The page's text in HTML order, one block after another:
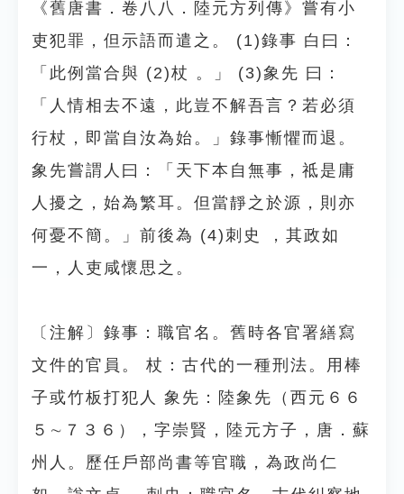
《舊唐書．卷八八．陸元方列傳》嘗有小
吏犯罪，但示語而遣之。 (1)錄事 白曰：
「此例當合與 (2)杖 。」 (3)象先 曰：
「人情相去不遠，此豈不解吾言？若必須
行杖，即當自汝為始。」錄事慚懼而退。
象先嘗謂人曰：「天下本自無事，祗是庸
人擾之，始為繁耳。但當靜之於源，則亦
何憂不簡。」前後為 (4)刺史 ，其政如
一，人吏咸懷思之。
〔注解〕錄事：職官名。舊時各官署繕寫
文件的官員。 杖：古代的一種刑法。用棒
子或竹板打犯人 象先：陸象先（西元６６
５∼７３６），字崇賢，陸元方子，唐．蘇
州人。歷任戶部尚書等官職，為政尚仁